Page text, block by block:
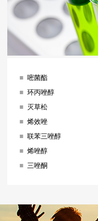
■ 嘧菌酯
■ 环丙唑醇
■ 灭草松
■ 烯效唑
■ 联苯三唑醇
■ 烯唑醇
■ 三唑酮